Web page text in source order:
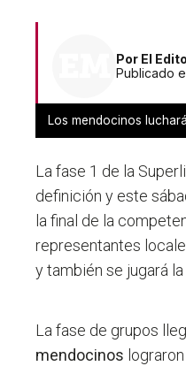
Por El
Publicado
Los mendocinos
La fase 1 de la
definición y este
la final de la
representantes
y también se jugará
La fase de grupos
mendocinos